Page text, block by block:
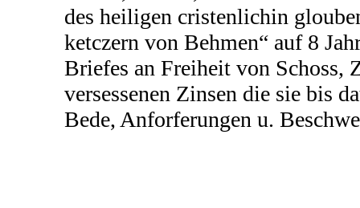
des heiligen cristenlichin
ketczern von Behmen“ auf 8
Briefes an Freiheit von Schoss,
versessenen Zinsen die sie bis
Bede, Anforferungen u.